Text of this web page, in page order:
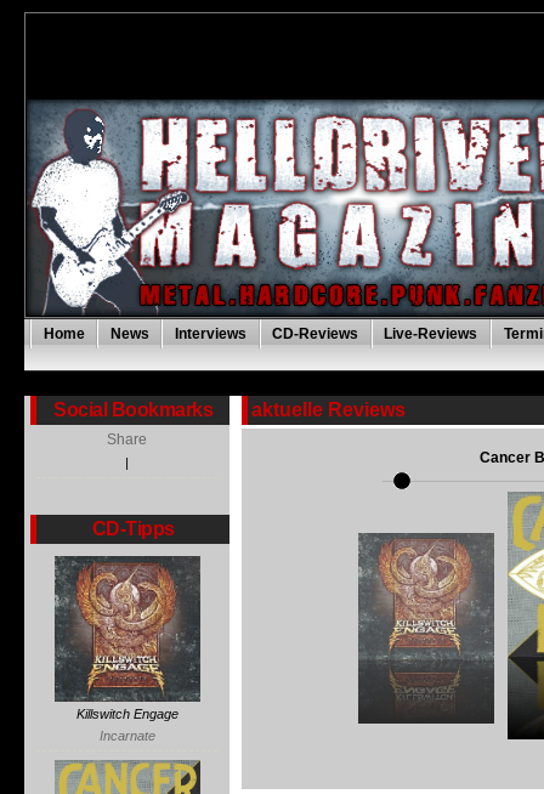
Home News Interviews CD-Reviews Live-Reviews
Social Bookmarks
Share
|
CD-Tipps
Killswitch Engage
Incarnate
aktuelle Reviews
Cancer